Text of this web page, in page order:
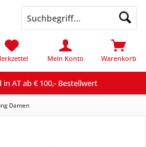
AT ab € 100,- Bestellwert
Warenkorb
Mein Konto
Damen